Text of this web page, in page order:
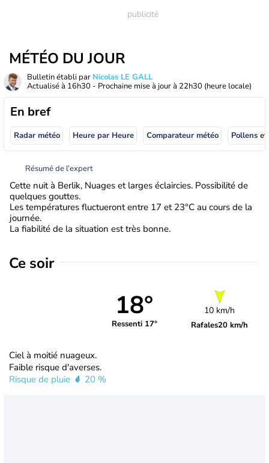
MÉTÉO DU JOUR
Bulletin établi par Nicolas LE GALL
Actualisé à 16h30 - Prochaine mise à jour à 22h30 (heure locale)
En bref
Radar météo Heure par Heure Comparateur météo Pollens
Résumé de l’expert
Cette nuit à Berlik, Nuages et larges éclaircies. Possibilité de
quelques gouttes.
Les températures fluctueront entre 17 et 23°C au cours de la
journée.
La fiabilité de la situation est très bonne.
Ce soir
18°
Ressenti 17°
10 km/h
Rafales20 km/h
Ciel à moitié nuageux.
Faible risque d'averses.
Risque de pluie
20 %